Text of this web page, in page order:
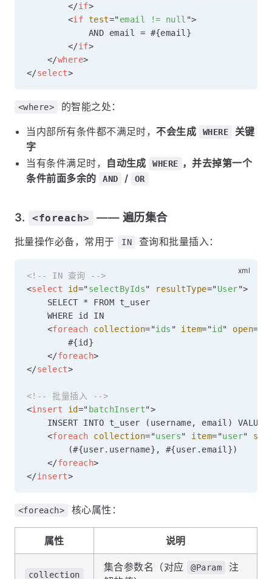
</if>
<if test="email != null ">
            AND email = #{email}
</if>
</where>
</select>
<where> 的智能之处：
当内部所有条件都不满足时，不会生成 WHERE
关键
字
当有条件满足时， 自动生成 WHERE ，并去掉第一个
条件前面多余的
AND / OR
3. <foreach> —— 遍历集合
批量操作必备，常用于 IN 查询和批量插入：
<!-- IN 查询 -->
<select id="selectByIds" resultType="User">
    SELECT * FROM t_user
    WHERE id IN
<foreach collection="ids " item="id " open=
        #{id}
</foreach>
</select>
<!-- 批量插入 -->
<insert id=" batchInsert">
    INSERT INTO t_user (username, email) VALUES
<foreach collection="users" item="user"
        (#{user.username}, #{user.email})
</foreach>
</insert>
<foreach> 核心属性：
属性 说明
collection
集合参数名（对应 @Param
注